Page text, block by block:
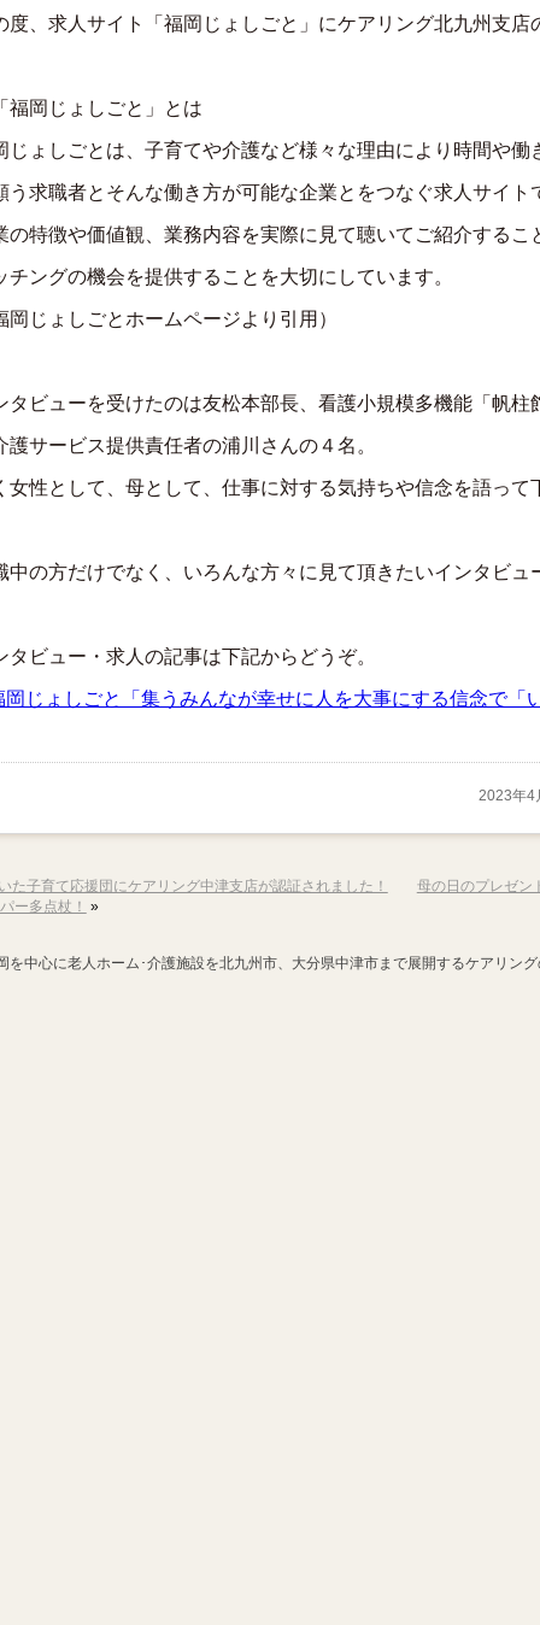
度、求人サイト「福岡じょしごと」にケアリング北九州支
岡じょしごと」とは
じょしごとは、子育てや介護など様々な理由により時間や
う求職者とそんな働き方が可能な企業とをつなぐ求人サイト
の特徴や価値観、業務内容を実際に見て聴いてご紹介する
チングの機会を提供することを大切にしています。
岡じょしごとホームページより引用）
タビューを受けたのは友松本部長、看護小規模多機能「帆
護サービス提供責任者の浦川さんの４名。
女性として、母として、仕事に対する気持ちや信念を語って
中の方だけでなく、いろんな方々に見て頂きたいインタビ
タビュー・求人の記事は下記からどうぞ。
岡じょしごと「集うみんなが幸せに人を大事にする信念で「
2023年4
た子育て応援団にケアリング中津支店が認証されました！
母の日のプレゼン
ー多点杖！ »
中心に老人ホーム･介護施設を北九州市、大分県中津市まで展開するケアリン